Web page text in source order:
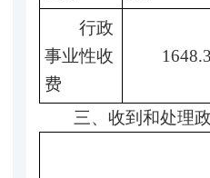
行政
事业性收
费
三、收到和处理